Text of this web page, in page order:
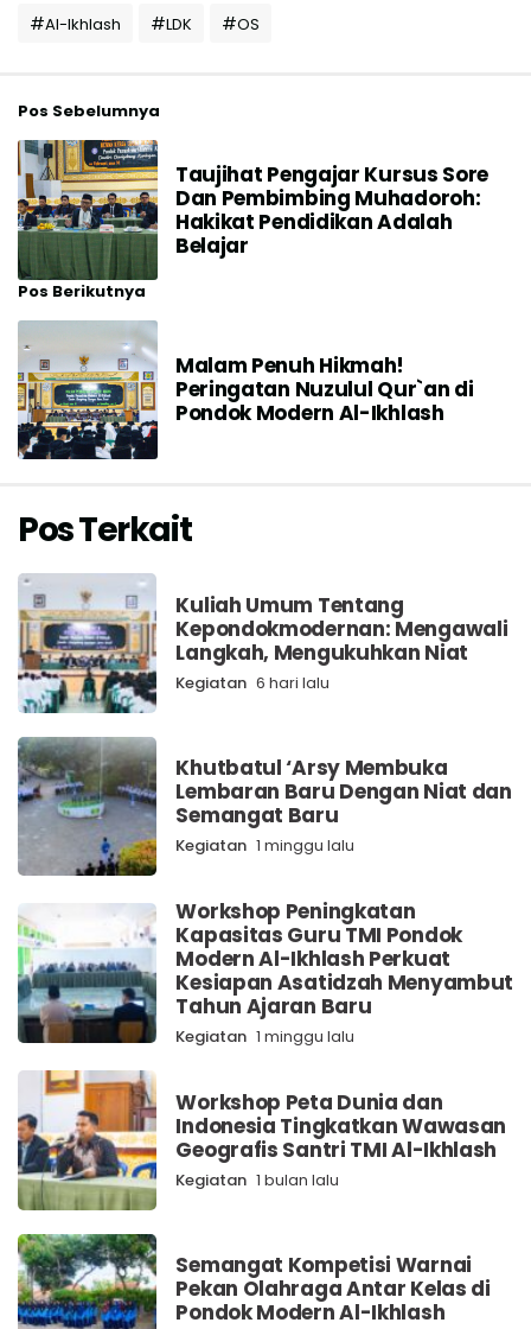
Al-Ikhlash LDK OS
Pos Sebelumnya
Taujihat Pengajar Kursus Sore
Dan Pembimbing Muhadoroh:
Hakikat Pendidikan Adalah
Belajar
Pos Berikutnya
Malam Penuh Hikmah!
Peringatan Nuzulul Qur`an di
Pondok Modern Al-Ikhlash
Pos Terkait
Kuliah Umum Tentang
Kepondokmodernan: Mengawali
Langkah, Mengukuhkan Niat
Kegiatan 6 hari lalu
Khutbatul ‘Arsy Membuka
Lembaran Baru Dengan Niat dan
Semangat Baru
Kegiatan 1 minggu lalu
Workshop Peningkatan
Kapasitas Guru TMI Pondok
Modern Al-Ikhlash Perkuat
Kesiapan Asatidzah Menyambut
Tahun Ajaran Baru
Kegiatan 1 minggu lalu
Workshop Peta Dunia dan
Indonesia Tingkatkan Wawasan
Geografis Santri TMI Al-Ikhlash
Kegiatan 1 bulan lalu
Semangat Kompetisi Warnai
Pekan Olahraga Antar Kelas di
Pondok Modern Al-Ikhlash